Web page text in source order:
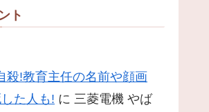
ト
殺!教育主任の名前や顔画
た人も! に 三菱電機 やば